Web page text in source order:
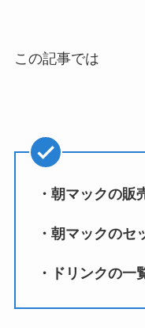
この記事では
・朝マックの販
・朝マックのセ
・ドリンクの一